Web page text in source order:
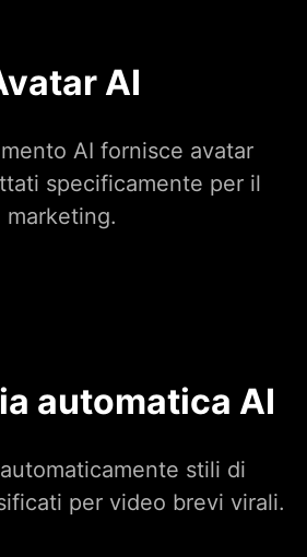
AI
AI fornisce avatar
specificamente per il
marketing.
automatica AI
stili di
per video brevi virali.